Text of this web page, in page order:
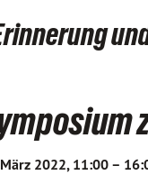
2022, 11:00 –